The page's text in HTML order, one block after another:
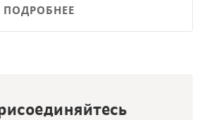
ПОДРОБНЕЕ